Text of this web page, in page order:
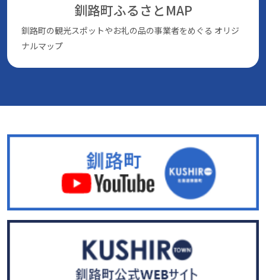
釧路町ふるさとMAP
釧路町の観光スポットやお礼の品の事業者をめぐる オリジ
ナルマップ